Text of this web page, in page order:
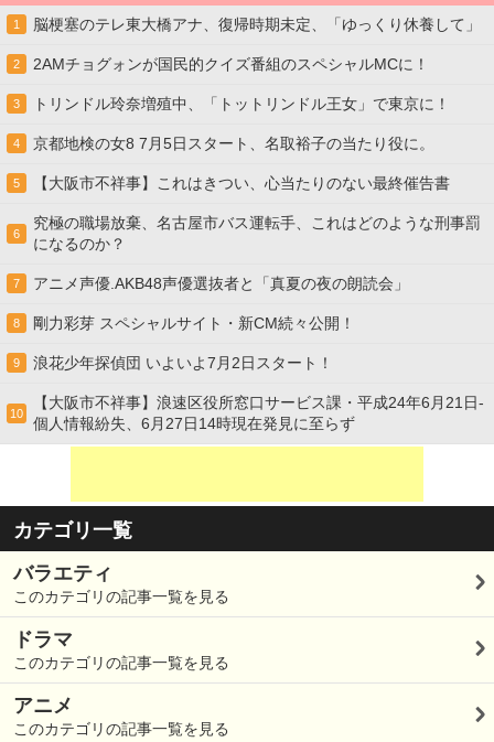
1 脳梗塞のテレ東大橋アナ、復帰時期未定、「ゆっくり休養して」
2 2AMチョグォンが国民的クイズ番組のスペシャルMCに！
3 トリンドル玲奈増殖中、「トットリンドル王女」で東京に！
4 京都地検の女8 7月5日スタート、名取裕子の当たり役に。
5 【大阪市不祥事】これはきつい、心当たりのない最終催告書
6
究極の職場放棄、名古屋市バス運転手、これはどのような刑事罰
になるのか？
7 アニメ声優.AKB48声優選抜者と「真夏の夜の朗読会」
8 剛力彩芽 スペシャルサイト・新CM続々公開！
9 浪花少年探偵団 いよいよ7月2日スタート！
10
【大阪市不祥事】浪速区役所窓口サービス課・平成24年6月21日-
個人情報紛失、6月27日14時現在発見に至らず
カテゴリ一覧
バラエティ
このカテゴリの記事一覧を見る
ドラマ
このカテゴリの記事一覧を見る
アニメ
このカテゴリの記事一覧を見る